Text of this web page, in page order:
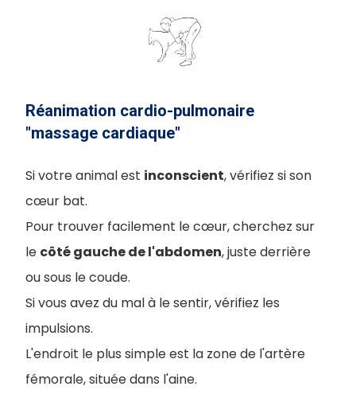
Réanimation cardio-pulmonaire
"massage cardiaque"
Si votre animal est inconscient, vérifiez si son
cœur bat.
Pour trouver facilement le cœur, cherchez sur
le côté gauche de l'abdomen, juste derrière
ou sous le coude.
Si vous avez du mal à le sentir, vérifiez les
impulsions.
L'endroit le plus simple est la zone de l'artère
fémorale, située dans l'aine.